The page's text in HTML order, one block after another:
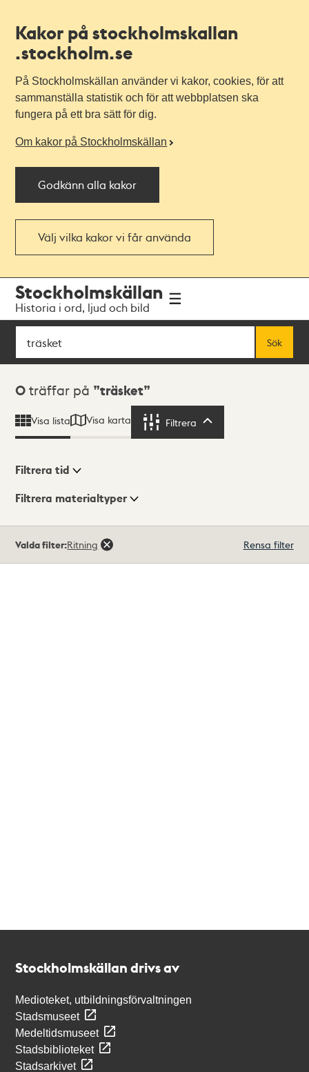
Kakor på stockholmskallan
.stockholm.se
På Stockholmskällan använder vi kakor, cookies, för att
sammanställa statistik och för att webbplatsen ska
fungera på ett bra sätt för dig.
Om kakor på Stockholmskällan
Godkänn alla kakor
Välj vilka kakor vi får använda
navigationen
huvudinnehållet
Stockholmskällan
Historia i ord, ljud och bild
Sök
Sök
Sökresultat
0 träffar på träsket
Visa lista Visa karta Filtrera
Visningsläge
Filtrera tid
Filtrera materialtyper
träffar
Valda filter:Ritning Rensa filter
Stockholmskällan drivs av
Medioteket, utbildningsförvaltningen
Stadsmuseet
Medeltidsmuseet
Stadsbiblioteket
Stadsarkivet